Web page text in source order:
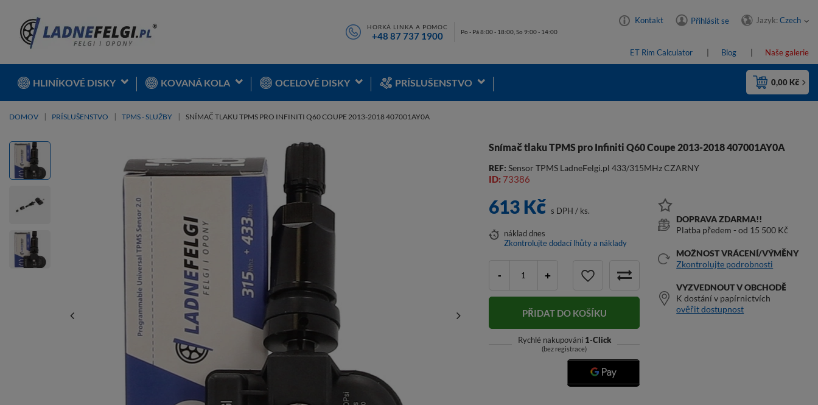
HORKÁ LINKA A POMOC
+48 87 737 1900 Po - Pá 8:00 - 18:00, So 9:00 - 14:00
Kontakt Přihlásit se Jazyk: Czech
ET Rim Calculator Blog Naše galerie
0,00 Kč
HLINÍKOVÉ DISKY KOVANÁ KOLA OCELOVÉ DISKY PRÍSLUŠENSTVO
DOMOV PRÍSLUŠENSTVO TPMS - SLUŽBY SNÍMAČ TLAKU TPMS PRO INFINITI Q60 COUPE 2013-2018 407001AY0A
Snímač tlaku TPMS pro Infiniti Q60 Coupe 2013-2018 407001AY0A
REF:Sensor TPMS LadneFelgi.pl 433/315MHz CZARNY
ID: 73386
613 Kč s DPH / ks.
nákladdnes
Zkontrolujte dodací lhůty a náklady
- +
PŘIDAT DO KOŠÍKU
Rychlé nakupování 1-Click
(bez registrace)
DOPRAVA ZDARMA!!
Platba předem - od 15 500 Kč
MOŽNOST VRÁCENÍ/VÝMĚNY
Zkontrolujte podrobnosti
VYZVEDNOUT V OBCHODĚ
K dostání v papírnictvích
ověřit dostupnost